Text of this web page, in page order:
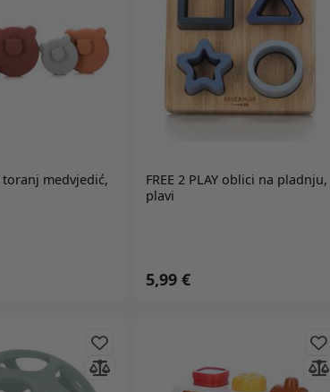
toranj medvjedić,
FREE 2 PLAY oblici na pladnju,
plavi
5,99 €